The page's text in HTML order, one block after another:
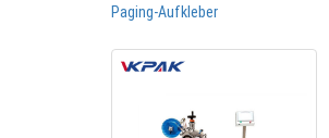
Paging-Aufkleber